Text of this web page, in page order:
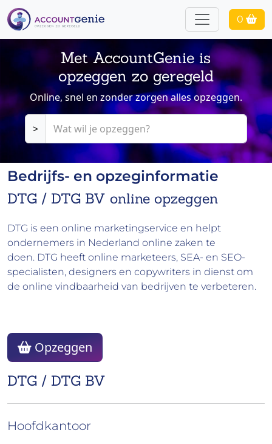
0
Met AccountGenie is
opzeggen zo geregeld
Online, snel en zonder zorgen alles opzeggen.
>
Bedrijfs- en opzeginformatie
DTG / DTG BV online opzeggen
DTG is een online marketingservice en helpt
ondernemers in Nederland online zaken te
doen. DTG heeft online marketeers, SEA- en SEO-
specialisten, designers en copywriters in dienst om
de online vindbaarheid van bedrijven te verbeteren.
DTG / DTG BV
Opzeggen
Hoofdkantoor